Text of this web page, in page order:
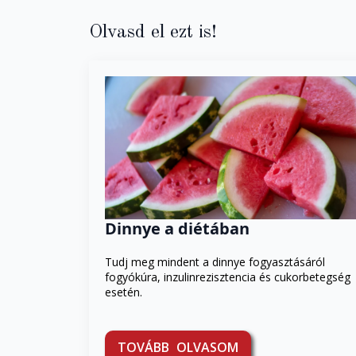
Olvasd el ezt is!
Dinnye a diétában
Tudj meg mindent a dinnye fogyasztásáról
fogyókúra, inzulinrezisztencia és cukorbetegség
esetén.
TOVÁBB OLVASOM